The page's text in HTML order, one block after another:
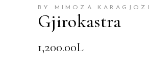
BY MIMOZA KARAGJOZI
Gjirokastra
1,200.00L